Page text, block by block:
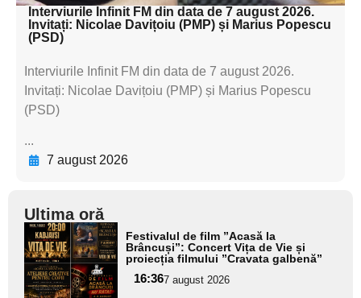
Interviurile Infinit FM din data de 7 august 2026.
Invitați: Nicolae Davițoiu (PMP) și Marius Popescu
(PSD)
Interviurile Infinit FM din data de 7 august 2026.
Invitați: Nicolae Davițoiu (PMP) și Marius Popescu
(PSD)
...
7 august 2026
Ultima oră
Adaugă
aici textul
pentru
subtitlu
Festivalul de film ”Acasă la
Brâncuși”: Concert Vița de Vie și
proiecția filmului ”Cravata galbenă”
16:367 august 2026